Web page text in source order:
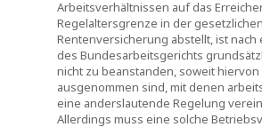
Arbeitsverhältnissen auf das
Regelaltersgrenze in der gesetzlichen
Rentenversicherung abstellt, ist nach
des Bundesarbeitsgerichts
nicht zu beanstanden, soweit
ausgenommen sind, mit denen
eine anderslautende Regelung
Allerdings muss eine solche